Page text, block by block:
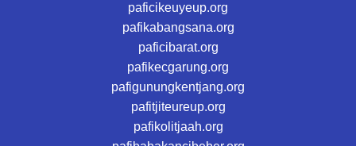
paficikeuyeup.org
pafikabangsana.org
paficibarat.org
pafikecgarung.org
pafigunungkentjang.org
pafitjiteureup.org
pafikolitjaah.org